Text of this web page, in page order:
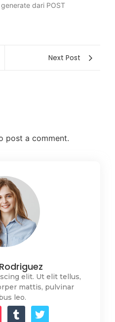
dari POST
Next Post
post a comment.
elit. Ut elit tellus,
mattis, pulvinar
leo.